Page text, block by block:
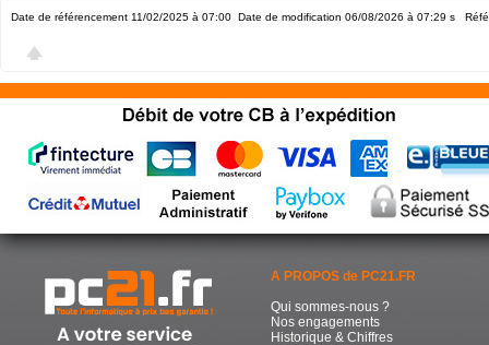
Date de référencement 11/02/2025 à 07:00 Date de modification 06/08/2026 à 07:29 s
A PROPOS de PC21.FR
Qui sommes-nous ?
Nos engagements
Historique & Chiffres